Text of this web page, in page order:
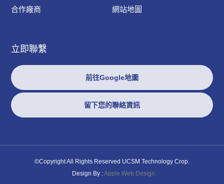
合作廠商
網站地圖
立即聯繫
前往Google地圖
留下您的聯絡資訊
©Copyright All Rights Reserved UCSM Technology Crop.
Design By :Apple Web Design